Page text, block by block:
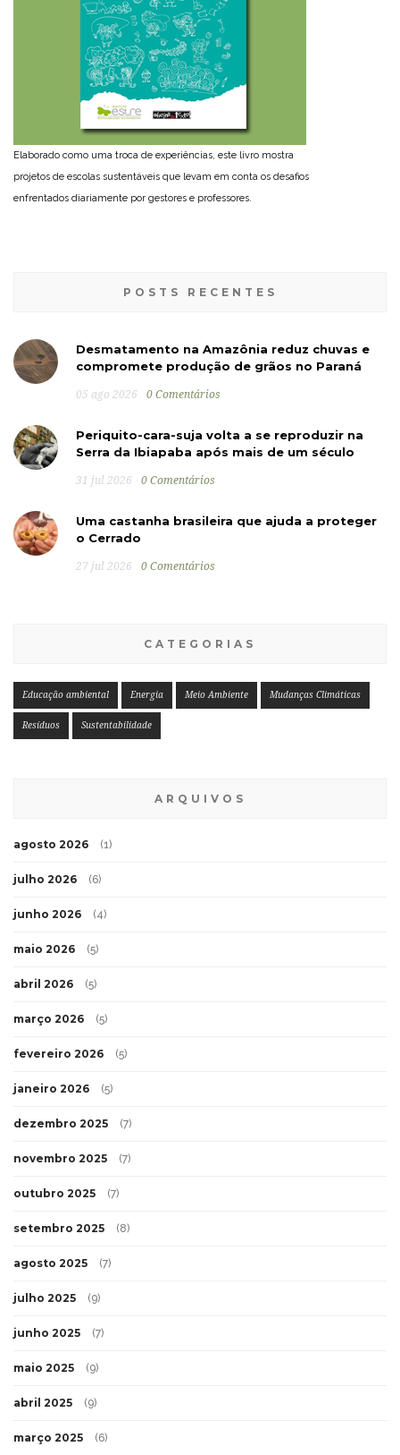
Elaborado como uma troca de experiências, este livro mostra
projetos de escolas sustentáveis que levam em conta os desafios
enfrentados diariamente por gestores e professores.
POSTS RECENTES
Desmatamento na Amazônia reduz chuvas e
compromete produção de grãos no Paraná
05 ago 2026 0 Comentários
Periquito-cara-suja volta a se reproduzir na
Serra da Ibiapaba após mais de um século
31 jul 2026 0 Comentários
Uma castanha brasileira que ajuda a proteger
o Cerrado
27 jul 2026 0 Comentários
CATEGORIAS
Educação ambiental Energia Meio Ambiente Mudanças Climáticas
Resíduos Sustentabilidade
ARQUIVOS
agosto 2026 (1)
julho 2026 (6)
junho 2026 (4)
maio 2026 (5)
abril 2026 (5)
março 2026 (5)
fevereiro 2026 (5)
janeiro 2026 (5)
dezembro 2025 (7)
novembro 2025 (7)
outubro 2025 (7)
setembro 2025 (8)
agosto 2025 (7)
julho 2025 (9)
junho 2025 (7)
maio 2025 (9)
abril 2025 (9)
março 2025 (6)